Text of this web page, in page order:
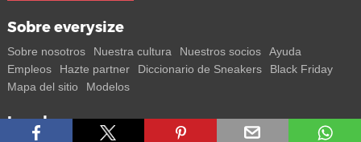
Sobre everysize
Sobre nosotros Nuestra cultura Nuestros socios
Ayuda
Empleos
Hazte partner Diccionario de Sneakers
Black Friday
Mapa del sitio
Modelos
Legal